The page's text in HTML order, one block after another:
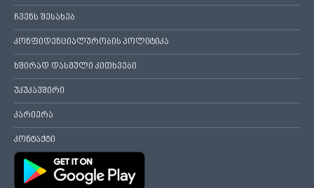
ჩვენს შესახებ
კონფიდენციალურობის პოლიტიკა
ხშირად დასმული კითხვები
უკუკავშირი
კარიერა
კონტაქტი